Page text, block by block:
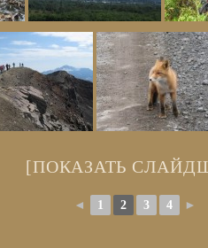
[ПОКАЗАТЬ
◄ 1 2 3 4 ►